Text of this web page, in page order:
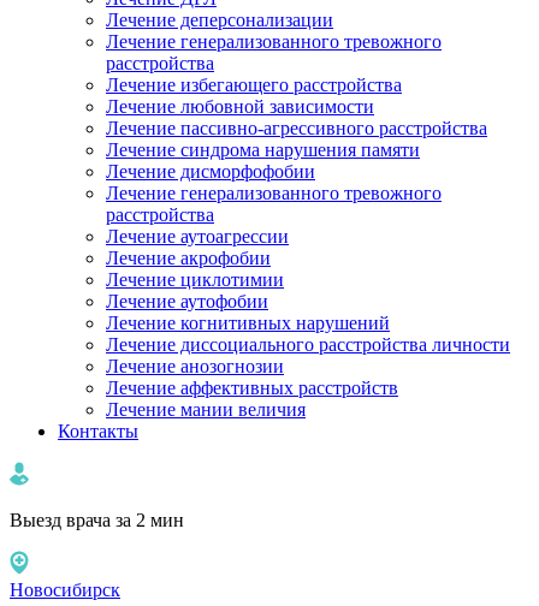
Лечение деперсонализации
Лечение генерализованного тревожного
расстройства
Лечение избегающего расстройства
Лечение любовной зависимости
Лечение пассивно-агрессивного расстройства
Лечение синдрома нарушения памяти
Лечение дисморфофобии
Лечение генерализованного тревожного
расстройства
Лечение аутоагрессии
Лечение акрофобии
Лечение циклотимии
Лечение аутофобии
Лечение когнитивных нарушений
Лечение диссоциального расстройства личности
Лечение анозогнозии
Лечение аффективных расстройств
Лечение мании величия
Контакты
Выезд врача за 2 мин
Новосибирск